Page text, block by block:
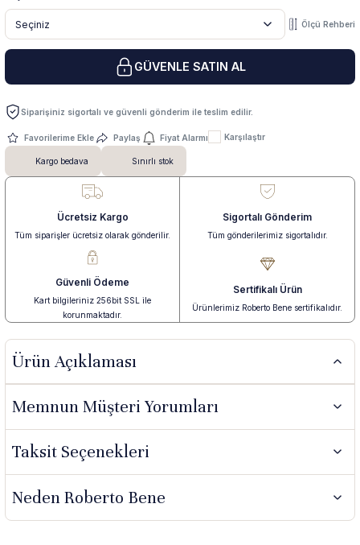
Ölçü Rehberi
GÜVENLE SATIN AL
Siparişiniz sigortalı ve güvenli gönderim ile teslim edilir.
Paylaş Fiyat Alarmı Karşılaştır
Kargo bedava Sınırlı stok
Ücretsiz Kargo
Tüm siparişler ücretsiz olarak gönderilir.
Sigortalı Gönderim
Tüm gönderilerimiz sigortalıdır.
Güvenli Ödeme
Kart bilgileriniz 256bit SSL ile
korunmaktadır.
Sertifikalı Ürün
Ürünlerimiz Roberto Bene sertifikalıdır.
Ürün Açıklaması
Memnun Müşteri Yorumları
Taksit Seçenekleri
Neden Roberto Bene